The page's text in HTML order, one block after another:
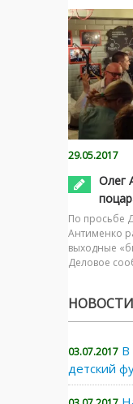
29.05.2017
Олег
По просьбе
Антименко
выходные
Деловое
03.07.2017 В
детский